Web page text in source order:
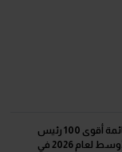
أنكوش أرورا ضمن قائمة أقوى 100 رئيس
تنفيذي في الشرق الأوسط لعام 2026 في